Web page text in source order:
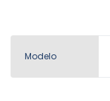
Modelo